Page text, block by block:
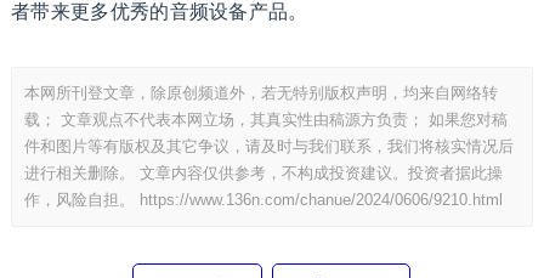
者带来更多优秀的音频设备产品。
本网所刊登文章，除原创频道外，若无特别版权声明，均来自网络转
载； 文章观点不代表本网立场，其真实性由稿源方负责； 如果您对稿
件和图片等有版权及其它争议，请及时与我们联系，我们将核实情况后
进行相关删除。 文章内容仅供参考，不构成投资建议。投资者据此操
作，风险自担。
https://www.136n.com/chanue/2024/0606/9210.html